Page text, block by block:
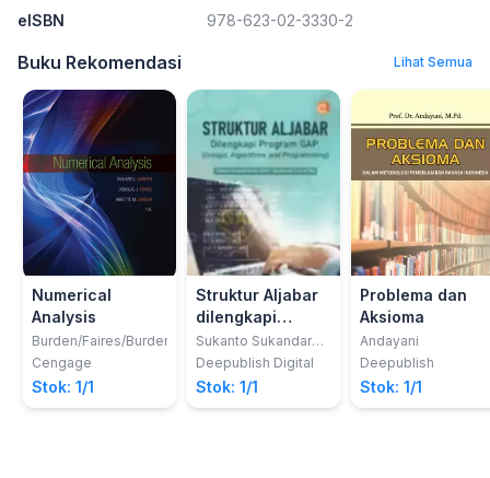
eISBN
978-623-02-3330-2
Buku Rekomendasi Lihat Semua
Numerical
Analysis
Burden/Faires/Burden
Cengage
Stok: 1/1
Struktur Aljabar
dilengkapi
Program GAP
(Groups,
Algorithms, and
Programming)
Sukanto Sukandar
Madio; Ida Nuraida
Deepublish Digital
Stok: 1/1
Problema dan
Aksioma
Andayani
Deepublish
Stok: 1/1